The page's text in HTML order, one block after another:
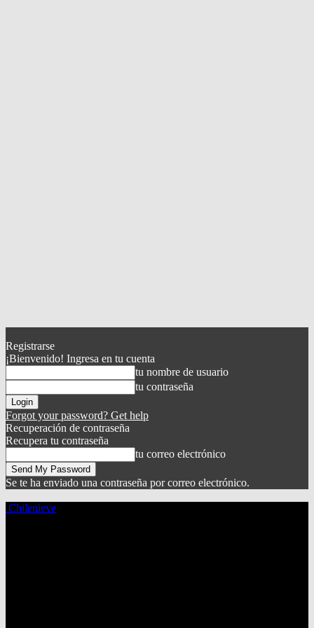
Registrarse
¡Bienvenido! Ingresa en tu cuenta
tu nombre de usuario
tu contraseña
Forgot your password? Get help
Recuperación de contraseña
Recupera tu contraseña
tu correo electrónico
Se te ha enviado una contraseña por correo electrónico.
Chilenieve